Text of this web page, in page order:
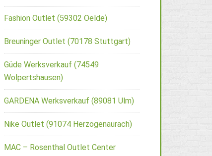
Fashion Outlet (59302 Oelde)
Breuninger Outlet (70178 Stuttgart)
Güde Werksverkauf (74549
Wolpertshausen)
GARDENA Werksverkauf (89081 Ulm)
Nike Outlet (91074 Herzogenaurach)
MAC – Rosenthal Outlet Center